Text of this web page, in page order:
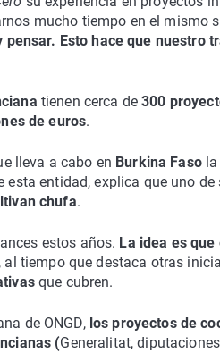
mucho tiempo en el mismo
Esto hace que nuestro
tienen cerca de300
de euros.
lleva a cabo en Burkina Faso
esta entidad, explica que uno
chufa.
estos años. La idea es
tiempo que destaca otras
que cubren.
de ONGD,los proyectos de
(Generalitat,